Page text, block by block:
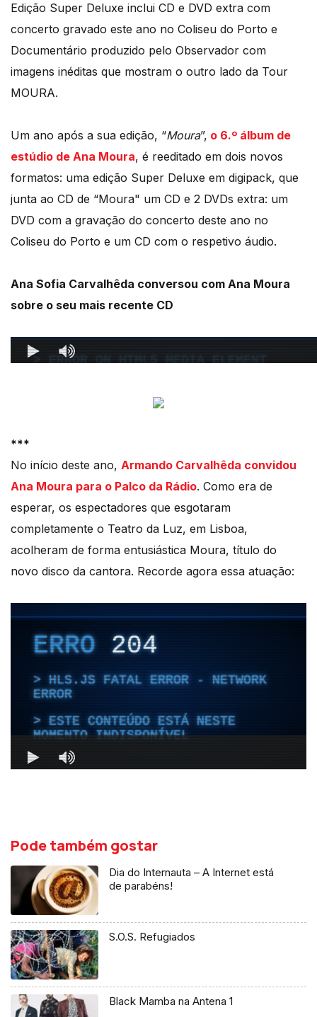
Edição Super Deluxe inclui CD e DVD extra com
concerto gravado este ano no Coliseu do Porto e
Documentário produzido pelo Observador com
imagens inéditas que mostram o outro lado da Tour
MOURA.
Um ano após a sua edição, “Moura”, o 6.º álbum de
estúdio de Ana Moura, é reeditado em dois novos
formatos: uma edição Super Deluxe em digipack, que
junta ao CD de “Moura" um CD e 2 DVDs extra: um
DVD com a gravação do concerto deste ano no
Coliseu do Porto e um CD com o respetivo áudio.
Ana Sofia Carvalhêda conversou com Ana Moura
sobre o seu mais recente CD
***
No início deste ano, Armando Carvalhêda convidou
Ana Moura para o Palco da Rádio. Como era de
esperar, os espectadores que esgotaram
completamente o Teatro da Luz, em Lisboa,
acolheram de forma entusiástica Moura, título do
novo disco da cantora. Recorde agora essa atuação:
Pode também gostar
Dia do Internauta – A Internet está
de parabéns!
S.O.S. Refugiados
Black Mamba na Antena 1